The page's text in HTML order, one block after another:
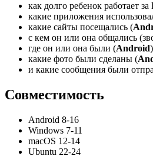
как долго ребенок работает
какие приложения
какие сайты посещались (
с кем он или она общались
где он или она были (Android
какие фото были сделаны (
и какие сообщения были
Совместимость
Android 8-16
Windows 7-11
macOS 12-14
Ubuntu 22-24